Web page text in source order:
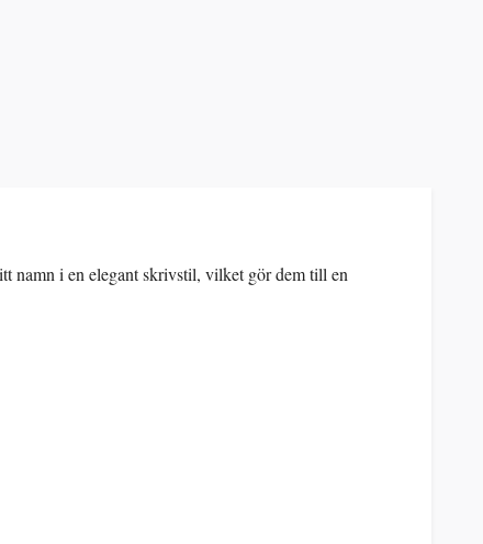
namn i en elegant skrivstil, vilket gör dem till en